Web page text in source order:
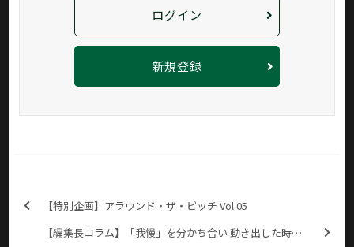
ログイン
新規登録
【特別企画】アラウンド・ザ・ピッチ Vol.05
【編集長コラム】「我慢」を分かち合い 動き出した時計の針